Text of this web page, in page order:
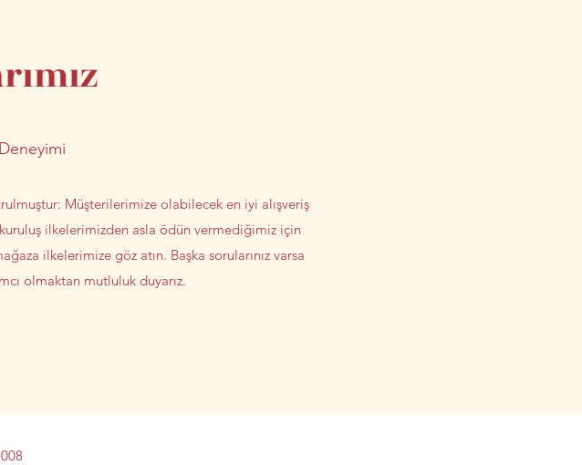
Müşterilerimize olabilecek en iyi alışveriş
ilkelerimizden asla ödün vermediğimiz için
ilkelerimize göz atın. Başka sorularınız varsa
olmaktan mutluluk duyarız.